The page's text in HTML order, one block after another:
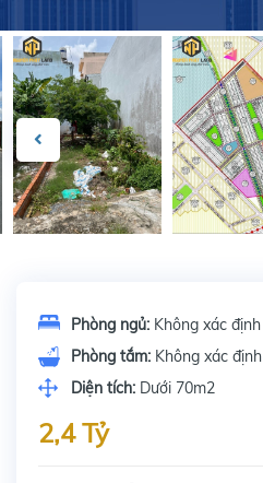
Phòng ngủ: Không xác định
Phòng tắm: Không xác định
Diện tích: Dưới 70m2
2,4 Tỷ